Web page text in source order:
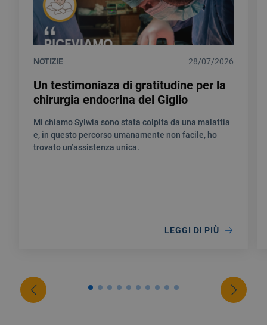
NOTIZIE 28/07/2026
Un testimoniaza di gratitudine per la
chirurgia endocrina del Giglio
Mi chiamo Sylwia sono stata colpita da una malattia
e, in questo percorso umanamente non facile, ho
trovato un’assistenza unica.
LEGGI DI PIÙ